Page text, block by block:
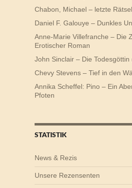
Chabon, Michael – letzte
Daniel F. Galouye – Dunkles
Anne-Marie Villefranche – Die
Erotischer Roman
John Sinclair – Die Todesgöttin
Chevy Stevens – Tief in den
Annika Scheffel: Pino – Ein
Pfoten
STATISTIK
News & Rezis
Unsere Rezensenten